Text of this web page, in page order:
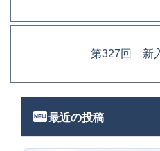
第327回 新
fiber_new最近の投稿